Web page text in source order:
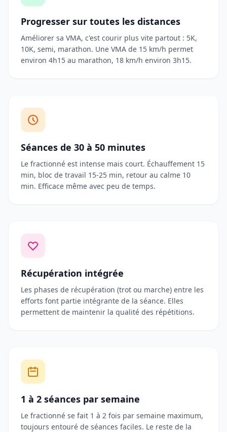
Progresser sur toutes les distances
Améliorer sa VMA, c'est courir plus vite partout : 5K,
10K, semi, marathon. Une VMA de 15 km/h permet
environ 4h15 au marathon, 18 km/h environ 3h15.
Séances de 30 à 50 minutes
Le fractionné est intense mais court. Échauffement 15
min, bloc de travail 15-25 min, retour au calme 10
min. Efficace même avec peu de temps.
Récupération intégrée
Les phases de récupération (trot ou marche) entre les
efforts font partie intégrante de la séance. Elles
permettent de maintenir la qualité des répétitions.
1 à 2 séances par semaine
Le fractionné se fait 1 à 2 fois par semaine maximum,
toujours entouré de séances faciles. Le reste de la